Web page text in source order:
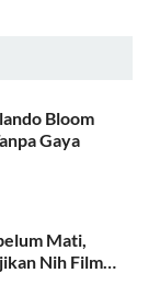
Bloom
Gaya
Mati,
Nih Film…